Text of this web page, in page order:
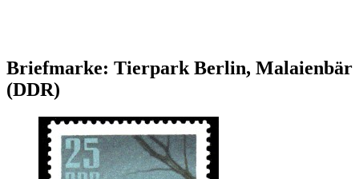
Briefmarke: Tierpark Berlin, Malaienbär
(DDR)